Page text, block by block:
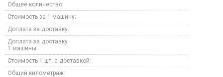
Общее количество:
Стоимость за 1 машину:
Доплата за доставку:
Доплата за доставку
1 машины:
Стоимость 1 шт. с доставкой:
Общий километраж: